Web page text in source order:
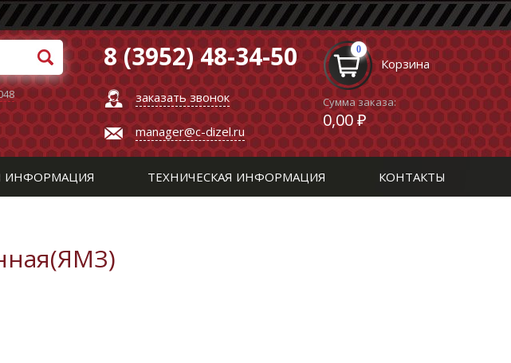
8 (3952) 48-34-50
заказать звонок
manager@c-dizel.ru
0
Корзина
Сумма заказа:
0,00 ₽
ИНФОРМАЦИЯ ТЕХНИЧЕСКАЯ ИНФОРМАЦИЯ КОНТАКТЫ